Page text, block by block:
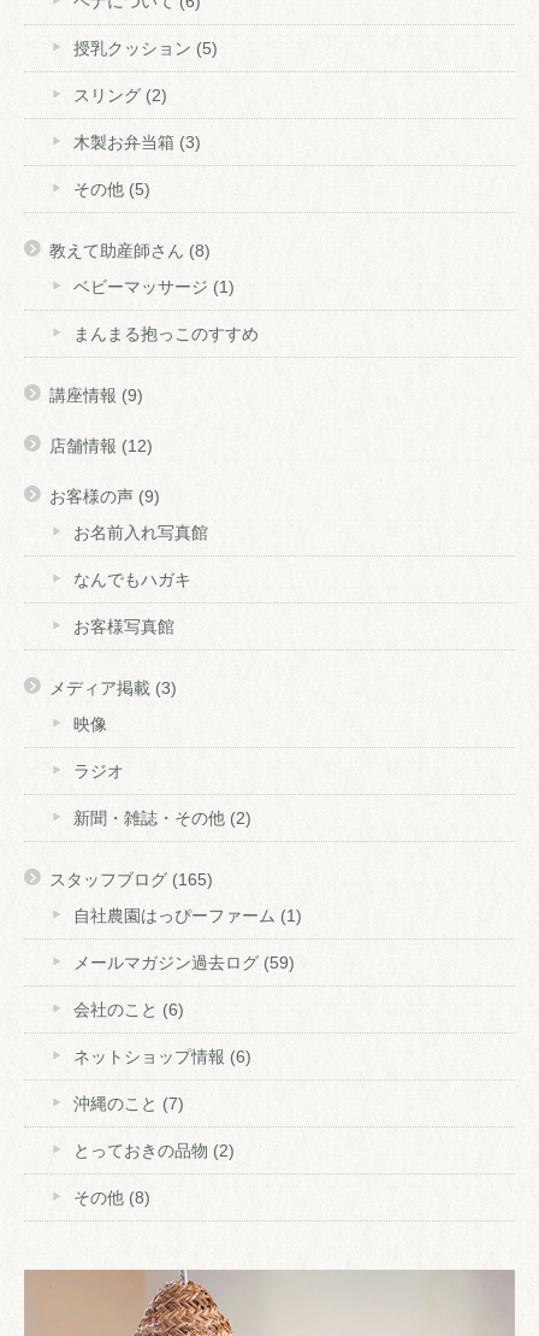
授乳クッション (5)
スリング (2)
木製お弁当箱 (3)
その他 (5)
教えて助産師さん (8)
ベビーマッサージ (1)
まんまる抱っこのすすめ
講座情報 (9)
店舗情報 (12)
お客様の声 (9)
お名前入れ写真館
なんでもハガキ
お客様写真館
メディア掲載 (3)
映像
ラジオ
新聞・雑誌・その他 (2)
スタッフブログ (165)
自社農園はっぴーファーム (1)
メールマガジン過去ログ (59)
会社のこと (6)
ネットショップ情報 (6)
沖縄のこと (7)
とっておきの品物 (2)
その他 (8)